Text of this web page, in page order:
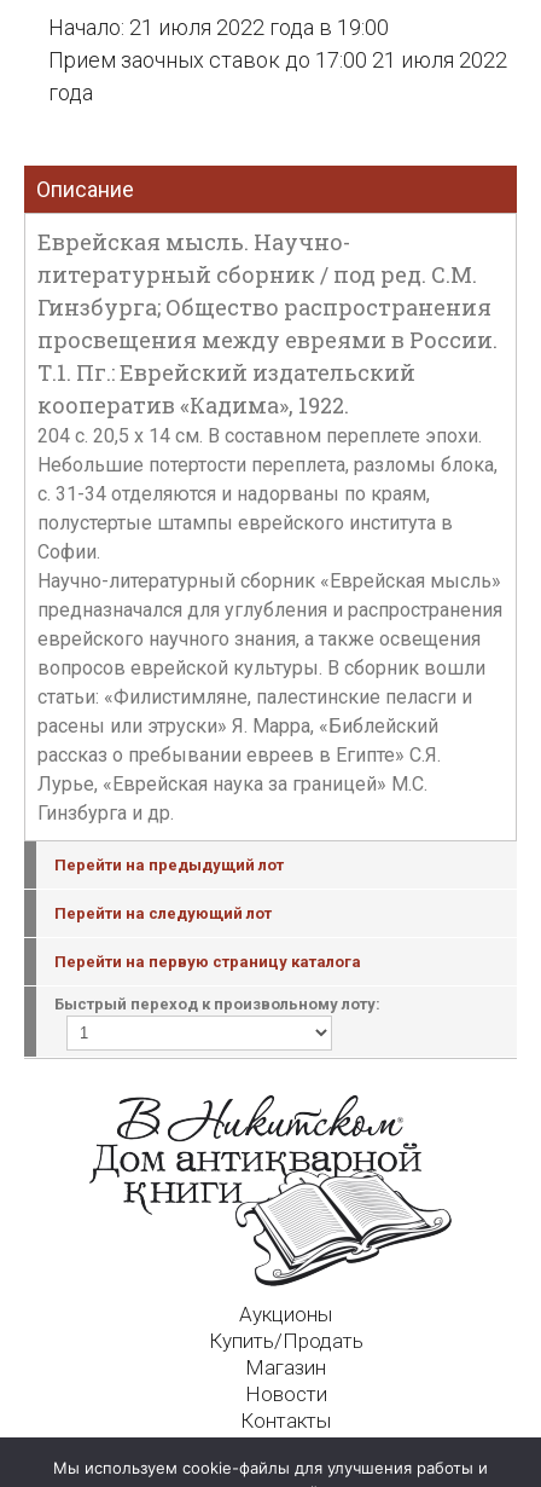
Начало: 21 июля 2022 года в 19:00
Прием заочных ставок до 17:00 21 июля 2022
года
Описание
Еврейская мысль. Научно-
литературный сборник / под ред. С.М.
Гинзбурга; Общество распространения
просвещения между евреями в России.
Т.1. Пг.: Еврейский издательский
кооператив «Кадима», 1922.
204 с. 20,5 х 14 см. В составном переплете эпохи.
Небольшие потертости переплета, разломы блока,
с. 31-34 отделяются и надорваны по краям,
полустертые штампы еврейского института в
Софии.
Научно-литературный сборник «Еврейская мысль»
предназначался для углубления и распространения
еврейского научного знания, а также освещения
вопросов еврейской культуры. В сборник вошли
статьи: «Филистимляне, палестинские пеласги и
расены или этруски» Я. Марра, «Библейский
рассказ о пребывании евреев в Египте» С.Я.
Лурье, «Еврейская наука за границей» М.С.
Гинзбурга и др.
Перейти на предыдущий лот
Перейти на следующий лот
Перейти на первую страницу каталога
Быстрый переход к произвольному лоту:
Аукционы
Купить/Продать
Магазин
Новости
Контакты
125009, г. Москва, Никитский пер., д. 4а, стр. 1
Мы используем cookie-файлы для улучшения работы и